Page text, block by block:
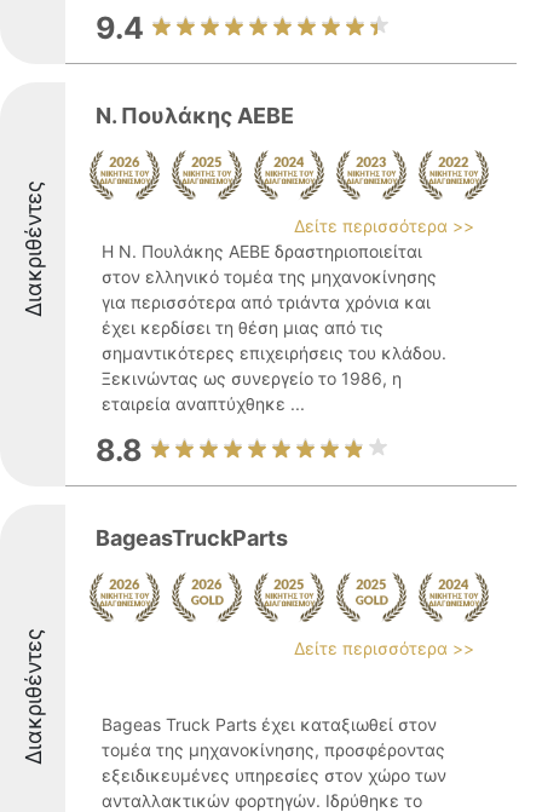
9.4
Διακριθέντες
Ν. Πουλάκης ΑΕΒΕ
Δείτε περισσότερα >>
Η Ν. Πουλάκης ΑΕΒΕ δραστηριοποιείται
στον ελληνικό τομέα της μηχανοκίνησης
για περισσότερα από τριάντα χρόνια και
έχει κερδίσει τη θέση μιας από τις
σημαντικότερες επιχειρήσεις του κλάδου.
Ξεκινώντας ως συνεργείο το 1986, η
εταιρεία αναπτύχθηκε ...
8.8
Διακριθέντες
BageasTruckParts
Δείτε περισσότερα >>
Bageas Truck Parts έχει καταξιωθεί στον
τομέα της μηχανοκίνησης, προσφέροντας
εξειδικευμένες υπηρεσίες στον χώρο των
ανταλλακτικών φορτηγών. Ιδρύθηκε το